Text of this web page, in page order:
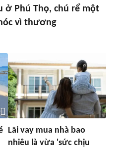
ở Phú Thọ, chú rể một
vì thương
Lãi vay mua nhà bao
nhiêu là vừa 'sức chịu